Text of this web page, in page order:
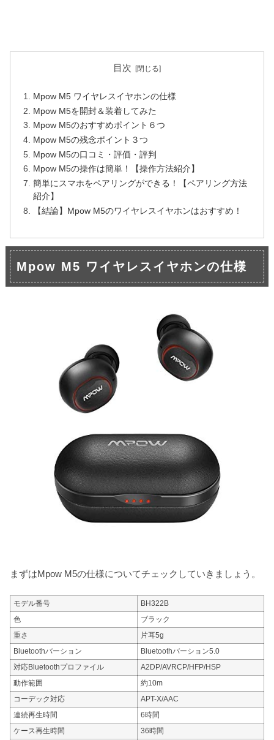
目次
Mpow M5 ワイヤレスイヤホンの仕様
Mpow M5を開封＆装着してみた
Mpow M5のおすすめポイント６つ
Mpow M5の残念ポイント３つ
Mpow M5の口コミ・評価・評判
Mpow M5の操作は簡単！【操作方法紹介】
簡単にスマホをペアリングができる！【ペアリング方法
紹介】
【結論】Mpow M5のワイヤレスイヤホンはおすすめ！
Mpow M5 ワイヤレスイヤホンの仕様
まずはMpow M5の仕様についてチェックしていきましょう。
モデル番号
BH322B
色
ブラック
重さ
片耳5g
Bluetoothバーション
Bluetoothバーション5.0
対応Bluetoothプロファイル
A2DP/AVRCP/HFP/HSP
動作範囲
約10m
コーデック対応
APT-X/AAC
連続再生時間
6時間
ケース再生時間
36時間